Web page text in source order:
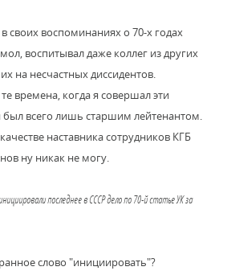
своих воспоминаниях о 70-х годах
воспитывал даже коллег из других
на несчастных диссидентов.
времена, когда я совершал эти
был всего лишь старшим лейтенантом.
наставника сотрудников КГБ
ну никак не могу.
последнее в СССР дело по 70-й статье УК за
слово "инициировать"?